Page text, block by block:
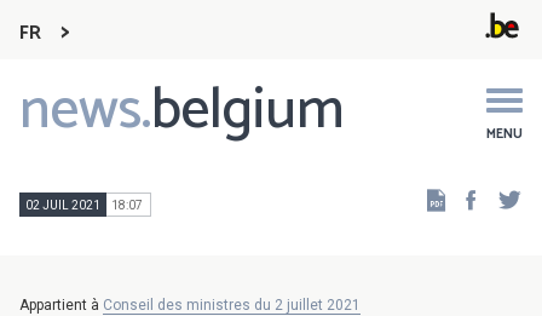
FR
news.belgium MENU
Main
navigation
02 JUIL 2021 18:07
Appartient à Conseil des ministres du 2 juillet 2021